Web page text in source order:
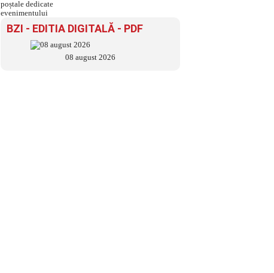
BZI - EDITIA DIGITALĂ - PDF
08 august 2026